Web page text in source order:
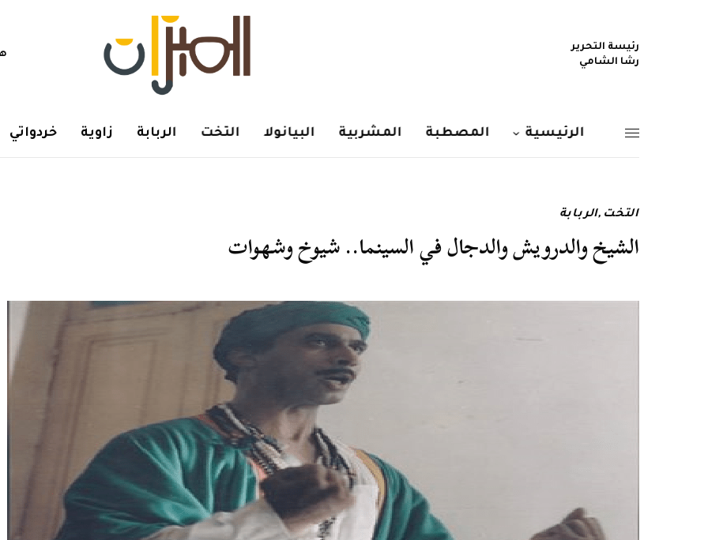
رئيسة التحرير
رشا الشامي
الرئيسية المصطبة المشربية البيانولا التخت الربابة زاوية خردواتي
التخت ,الربابة
الشيخ والدرويش والدجال في السينما.. شيوخ وشهوات